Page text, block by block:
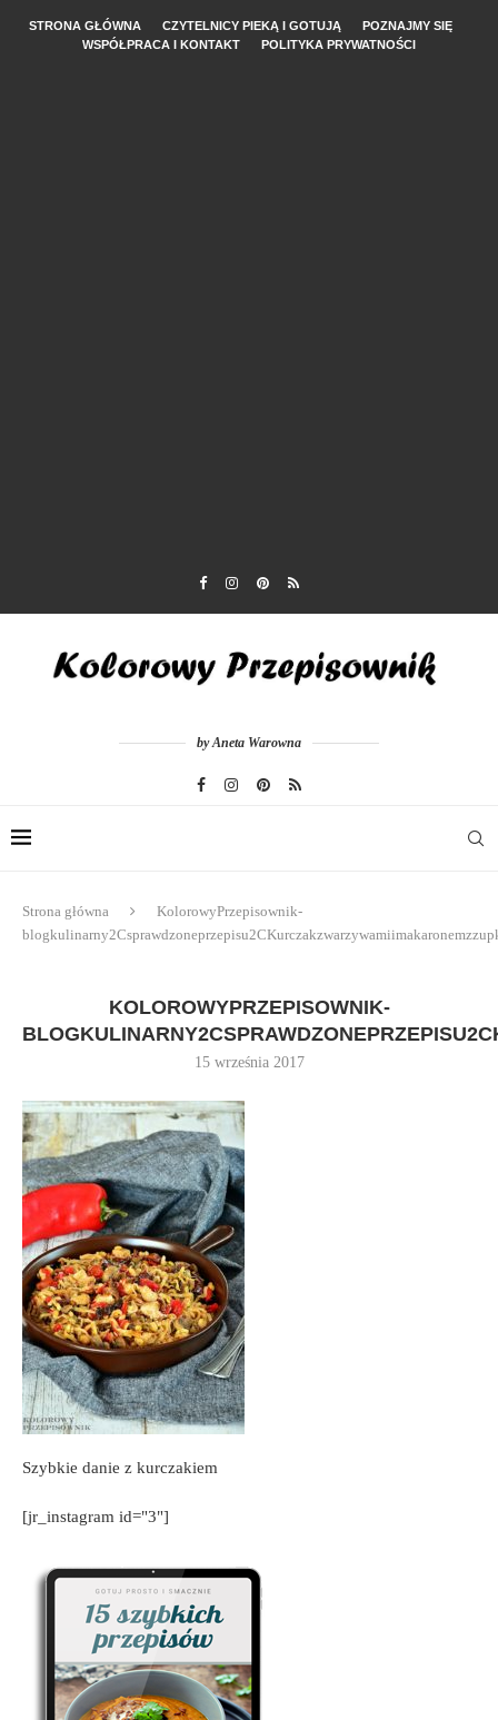
STRONA GŁÓWNA CZYTELNICY PIEKĄ I GOTUJĄ
POZNAJMY SIĘ
WSPÓŁPRACA I KONTAKT
POLITYKA PRYWATNOŚCI
by Aneta Warowna
Strona główna
KolorowyPrzepisownik-
KOLOROWYPRZEPISOWNIK-
15 września 2017
Szybkie danie z kurczakiem
[jr_instagram id="3"]